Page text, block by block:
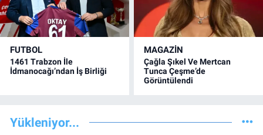
FUTBOL
1461 Trabzon İle
İdmanocağı’ndan İş Birliği
MAGAZİN
Çağla Şıkel Ve Mertcan
Tunca Çeşme’de
Görüntülendi
Yükleniyor...